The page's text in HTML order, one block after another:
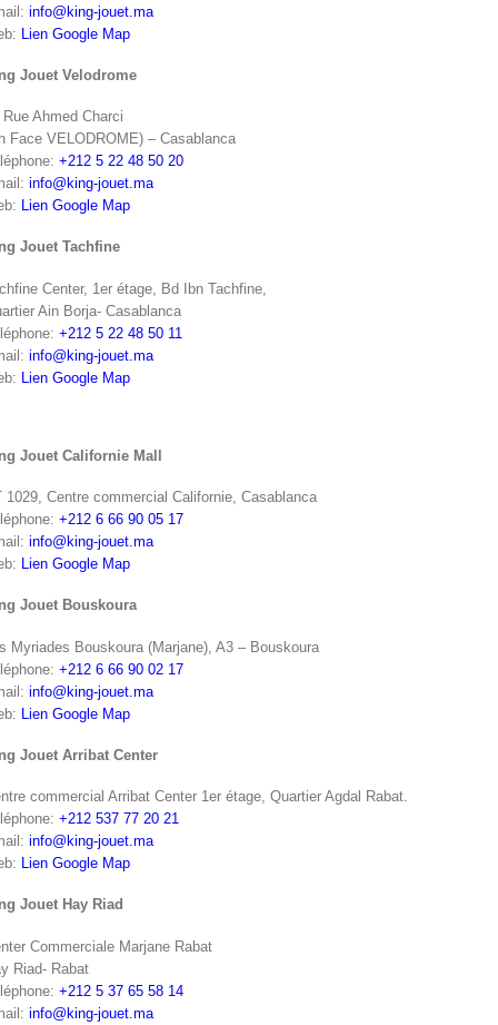
info@king-jouet.ma
Lien Google Map
Jouet Velodrome
Rue Ahmed Charci
Face VELODROME) – Casablanca
+212 5 22 48 50 20
info@king-jouet.ma
Lien Google Map
Jouet Tachfine
Center, 1er étage, Bd Ibn Tachfine,
Ain Borja- Casablanca
+212 5 22 48 50 11
info@king-jouet.ma
Lien Google Map
Jouet Californie Mall
1029, Centre commercial Californie, Casablanca
+212 6 66 90 05 17
info@king-jouet.ma
Lien Google Map
Jouet Bouskoura
Myriades Bouskoura (Marjane), A3 – Bouskoura
+212 6 66 90 02 17
info@king-jouet.ma
Lien Google Map
Jouet Arribat Center
commercial Arribat Center 1er étage, Quartier Agdal Rabat.
+212 537 77 20 21
info@king-jouet.ma
Lien Google Map
Jouet Hay Riad
Commerciale Marjane Rabat
Riad- Rabat
+212 5 37 65 58 14
info@king-jouet.ma